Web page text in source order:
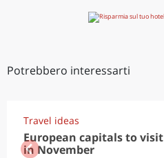
Potrebbero interessarti
Travel ideas
European capitals to visit
in November